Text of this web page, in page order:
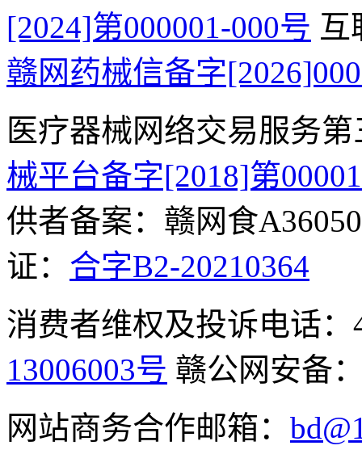
[2024]第000001-000号 互
赣网药械信备字
医疗器械网络交易服务
械平台备字[2018]第
供者备案：赣网食
证： 合字B2-20210364
消费者维权及投诉电话：
13006003号 赣公网安备
网站商务合作邮箱：